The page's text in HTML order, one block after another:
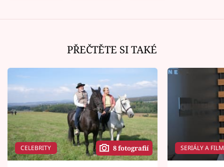
PŘEČTĚTE SI TAKÉ
CELEBRITY 8 fotografií SERIÁLY A